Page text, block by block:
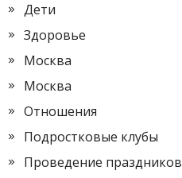
Дети
Здоровье
Москва
Москва
Отношения
Подростковые клубы
Проведение праздников